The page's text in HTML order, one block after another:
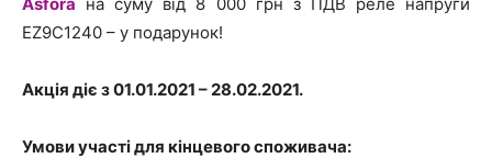
EZ9C1240 – у подарунок!
Акція діє з 01.01.2021 – 28.02.2021.
Умови участі для кінцевого споживача: